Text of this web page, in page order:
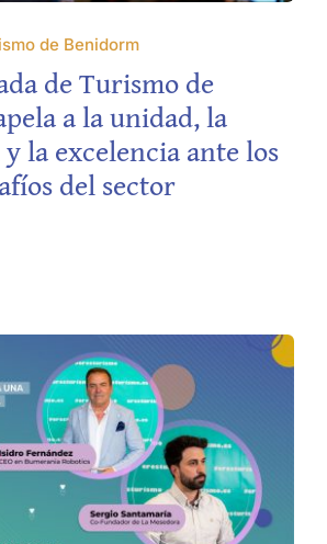
de Benidorm
de Turismo de
a la unidad, la
la excelencia ante los
del sector